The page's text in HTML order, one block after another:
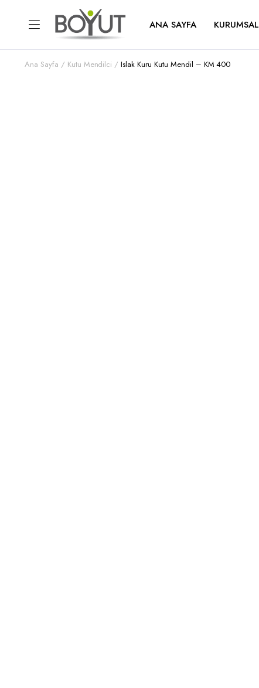
ANA SAYFA KURUMSAL
Ana Sayfa Kutu Mendilci Islak Kuru Kutu Mendil – KM 400